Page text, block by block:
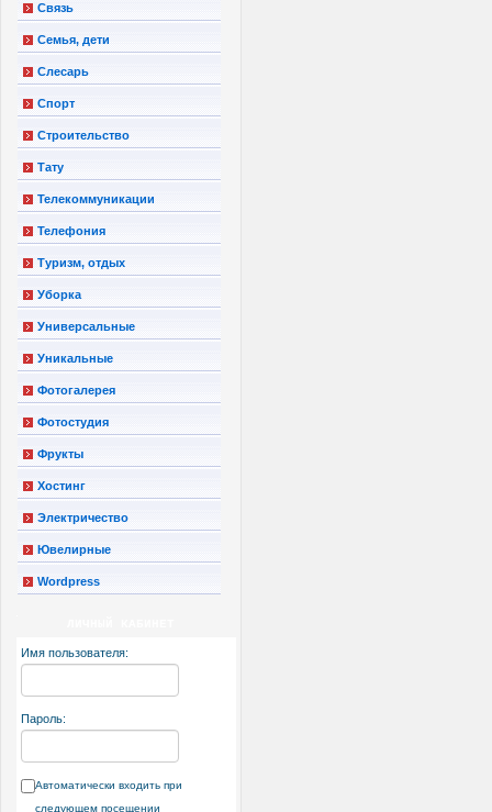
Связь
Семья, дети
Слесарь
Спорт
Строительство
Тату
Телекоммуникации
Телефония
Туризм, отдых
Уборка
Универсальные
Уникальные
Фотогалерея
Фотостудия
Фрукты
Хостинг
Электричество
Ювелирные
Wordpress
Имя пользователя:
Пароль:
Автоматически входить при
следующем посещении